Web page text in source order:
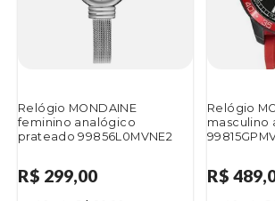
Relógio MONDAINE
feminino analógico
prateado 99856L0MVNE2
R$ 299,00
Relógio
masculino
R$